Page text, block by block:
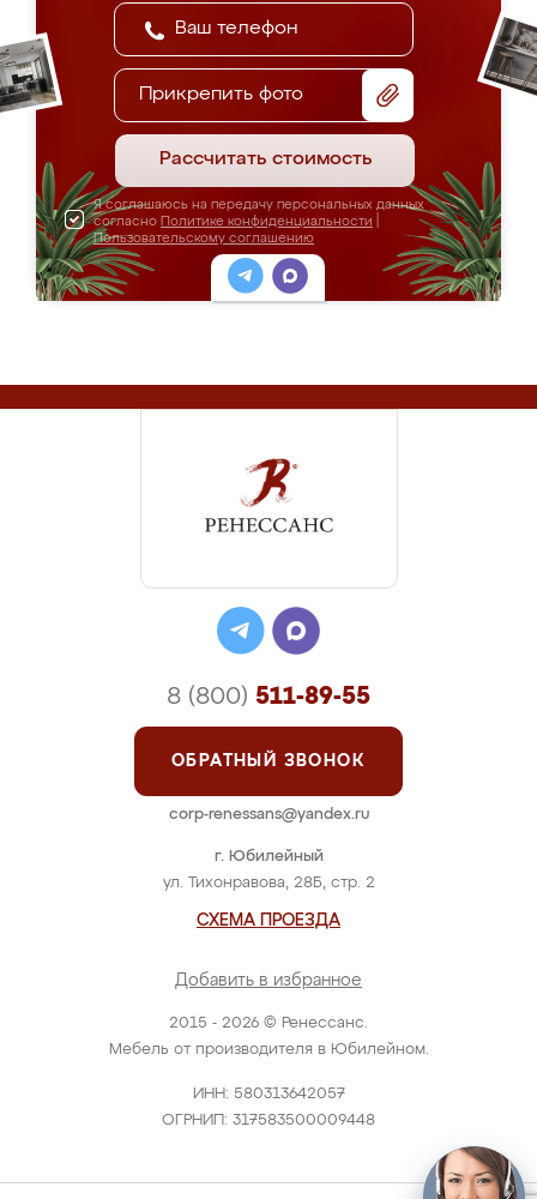
Прикрепить фото
Рассчитать стоимость
Я соглашаюсь на передачу персональных данных
согласно Политике конфиденциальности
Пользовательскому соглашению
2015 - 2026 © Ренессанс.
Мебель от производителя в Юбилейном.
ИНН: 580313642057
ОГРНИП: 317583500009448
г. Юбилейный
ул. Тихонравова, 28Б, стр. 2
СХЕМА ПРОЕЗДА
Добавить в избранное
8 (800) 511-89-55
ОБРАТНЫЙ ЗВОНОК
corp-renessans@yandex.ru